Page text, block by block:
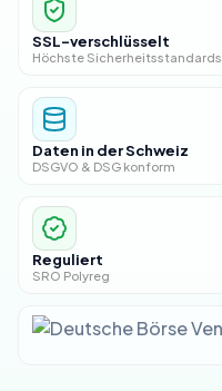
SSL-verschlüsselt
Höchste Sicherheitsstandards
Daten in der Schweiz
DSGVO & DSG konform
Reguliert
SRO Polyreg